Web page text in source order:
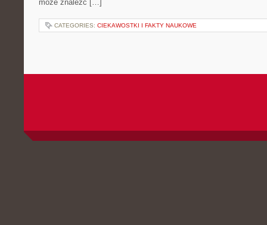
może znaleźć […]
CATEGORIES: CIEKAWOSTKI I FAKTY NAUKOWE